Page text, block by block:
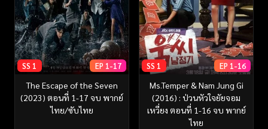
SS 1 EP 1-17
The Escape of the Seven
(2023) ตอนที่ 1-17 จบ พากย์
ไทย/ซับไทย
SS 1 EP 1-16
Ms.Temper & Nam Jung Gi
(2016) : ป่วนหัวใจยัยจอม
เหวี่ยง ตอนที่ 1-16 จบ พากย์
ไทย